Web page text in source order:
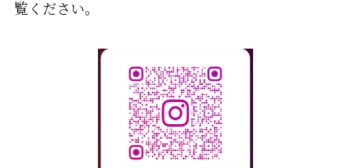
覧ください。